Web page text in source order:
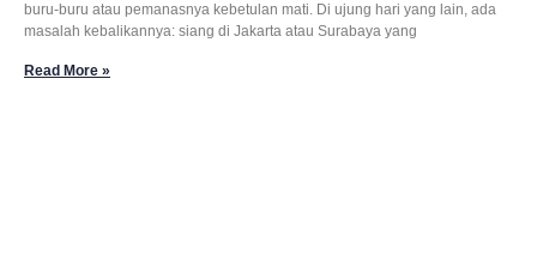
buru-buru atau pemanasnya kebetulan mati. Di ujung hari yang lain, ada
masalah kebalikannya: siang di Jakarta atau Surabaya yang
Read More »